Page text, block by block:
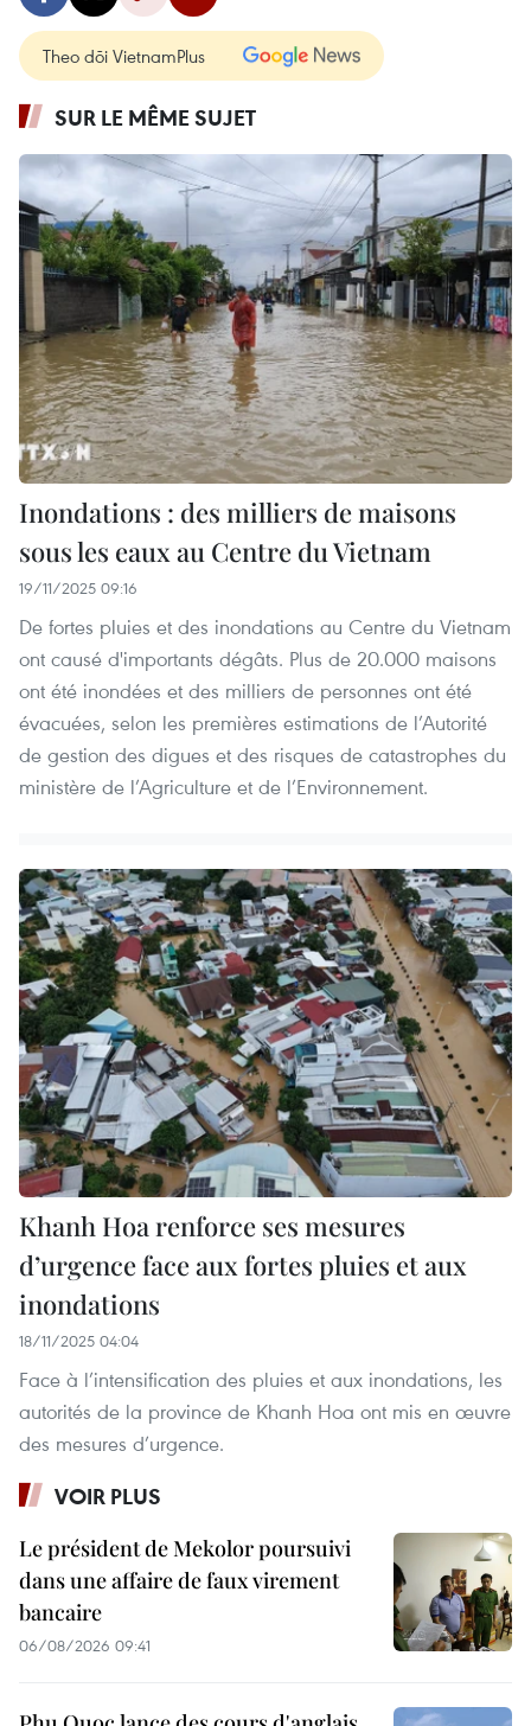
Theo dõi VietnamPlus
SUR LE MÊME SUJET
Inondations : des milliers de maisons
sous les eaux au Centre du Vietnam
19/11/2025 09:16
De fortes pluies et des inondations au Centre du Vietnam
ont causé d'importants dégâts. Plus de 20.000 maisons
ont été inondées et des milliers de personnes ont été
évacuées, selon les premières estimations de l’Autorité
de gestion des digues et des risques de catastrophes du
ministère de l’Agriculture et de l’Environnement.
Khanh Hoa renforce ses mesures
d’urgence face aux fortes pluies et aux
inondations
18/11/2025 04:04
Face à l’intensification des pluies et aux inondations, les
autorités de la province de Khanh Hoa ont mis en œuvre
des mesures d’urgence.
VOIR PLUS
Le président de Mekolor poursuivi
dans une affaire de faux virement
bancaire
06/08/2026 09:41